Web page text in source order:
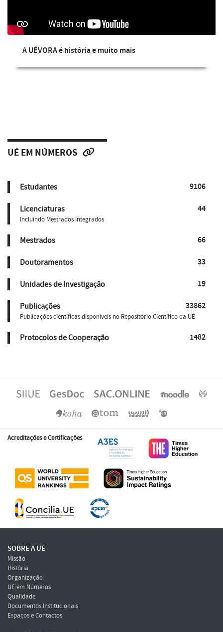
A UÉVORA é história e muito mais
UÉ EM NÚMEROS
Estudantes 9106
Licenciaturas 44
Incluindo Mestrados Integrados
Mestrados 66
Doutoramentos 33
Unidades de Investigação 19
Publicações 33862
Publicações científicas disponíveis no Repositório Científico da UÉ
Protocolos de Cooperação 1482
Acreditações e Certificações
SOBRE A UÉ
Missão
História
Organização
UÉ em Números
Qualidade
Documentos Institucionais
Espaços e Contactos